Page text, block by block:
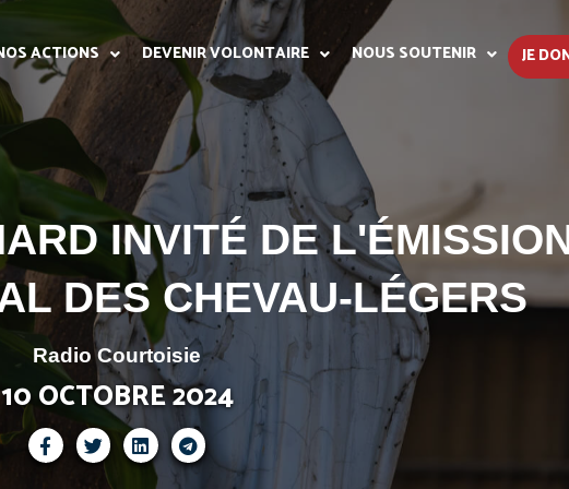
ACTIONS DEVENIR VOLONTAIRE NOUS SOUTENIR JE
INVITÉ DE
DES CHEVAU-LÉGERS
Radio Courtoisie
10 OCTOBRE 2024